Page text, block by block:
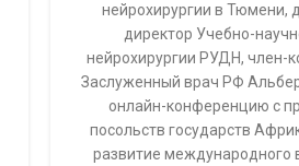
нейрохирургии в Тюмени,
директор Учебно-
нейрохирургии РУДН, член-
Заслуженный врач РФ
онлайн-конференцию с
посольств государств
развитие международного